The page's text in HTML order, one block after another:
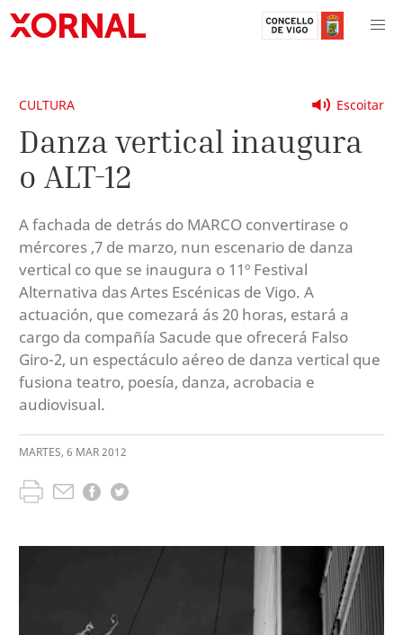
Escoitar
CULTURA
Danza vertical inaugura
o ALT-12
A fachada de detrás do MARCO convertirase o
mércores ,7 de marzo, nun escenario de danza
vertical co que se inaugura o 11º Festival
Alternativa das Artes Escénicas de Vigo. A
actuación, que comezará ás 20 horas, estará a
cargo da compañía Sacude que ofrecerá Falso
Giro-2, un espectáculo aéreo de danza vertical que
fusiona teatro, poesía, danza, acrobacia e
audiovisual.
MARTES, 6 MAR2012